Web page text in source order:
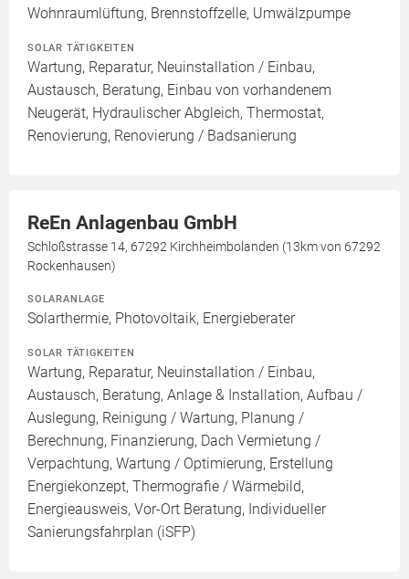
Wohnraumlüftung, Brennstoffzelle, Umwälzpumpe
SOLAR TÄTIGKEITEN
Wartung, Reparatur, Neuinstallation / Einbau,
Austausch, Beratung, Einbau von vorhandenem
Neugerät, Hydraulischer Abgleich, Thermostat,
Renovierung, Renovierung / Badsanierung
ReEn Anlagenbau GmbH
Schloßstrasse 14, 67292 Kirchheimbolanden (13km von 67292
Rockenhausen)
SOLARANLAGE
Solarthermie, Photovoltaik, Energieberater
SOLAR TÄTIGKEITEN
Wartung, Reparatur, Neuinstallation / Einbau,
Austausch, Beratung, Anlage & Installation, Aufbau /
Auslegung, Reinigung / Wartung, Planung /
Berechnung, Finanzierung, Dach Vermietung /
Verpachtung, Wartung / Optimierung, Erstellung
Energiekonzept, Thermografie / Wärmebild,
Energieausweis, Vor-Ort Beratung, Individueller
Sanierungsfahrplan (iSFP)